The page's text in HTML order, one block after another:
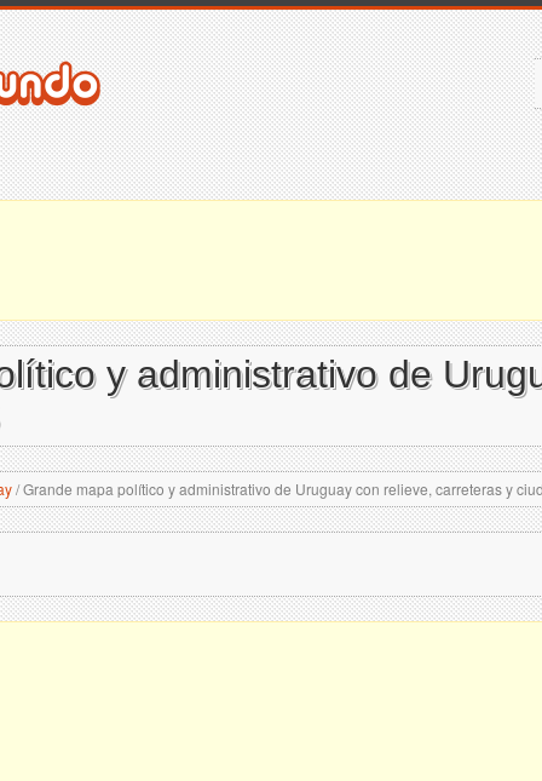
y administrativo de
/Grande mapa político y administrativo de Uruguay con relieve, carreteras y